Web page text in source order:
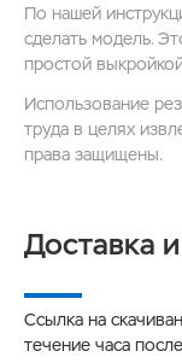
По нашей
сделать модель.
простой
Использование
труда в целях
права защищены.
Доставка
Ссылка на
течение часа